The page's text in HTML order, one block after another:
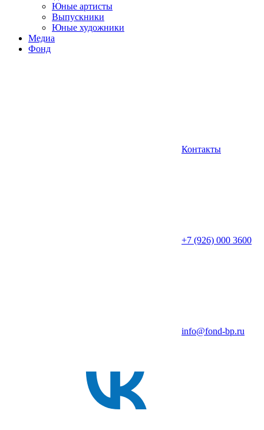
Юные артисты
Выпускники
Юные художники
Медиа
Фонд
Контакты
+7 (926) 000 3600
info@fond-bp.ru